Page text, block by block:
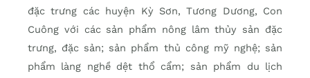
đặc trưng các huyện Kỳ Sơn, Tương Dương, Con
Cuông với các sản phẩm nông lâm thủy sản đặc
trưng, đặc sản; sản phẩm thủ công mỹ nghệ; sản
phẩm làng nghề dệt thổ cẩm; sản phẩm du lịch